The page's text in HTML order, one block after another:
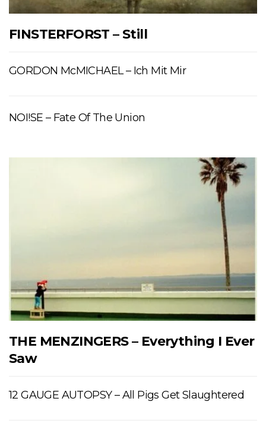
FINSTERFORST – Still
GORDON McMICHAEL – Ich Mit Mir
NOI!SE – Fate Of The Union
THE MENZINGERS – Everything I Ever
Saw
12 GAUGE AUTOPSY – All Pigs Get Slaughtered